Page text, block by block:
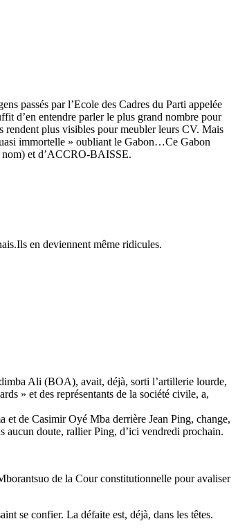
passés par l’Ecole des Cadres du Parti appelée
d’en entendre parler le plus grand nombre pour
rendent plus visibles pour meubler leurs CV. Mais
immortelle » oubliant le Gabon…Ce Gabon
nom) et d’ACCRO-BAISSE.
en deviennent même ridicules.
Ali (BOA), avait, déjà, sorti l’artillerie lourde,
» et des représentants de la société civile, a,
de Casimir Oyé Mba derrière Jean Ping, change,
aucun doute, rallier Ping, d’ici vendredi prochain.
de la Cour constitutionnelle pour avaliser
se confier. La défaite est, déjà, dans les têtes.